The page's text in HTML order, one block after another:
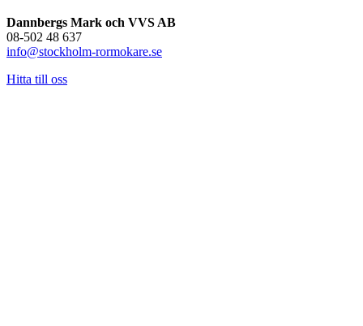
Dannbergs Mark och VVS AB
08-502 48 637
info@stockholm-rormokare.se
Hitta till oss